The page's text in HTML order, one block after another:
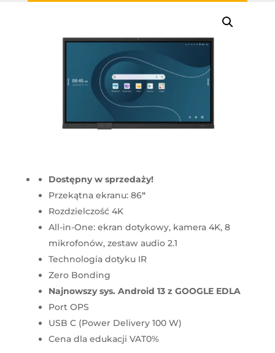
Dostępny w sprzedaży!
Przekątna ekranu: 86"
Rozdzielczość 4K
All-in-One: ekran dotykowy, kamera 4K, 8
mikrofonów, zestaw audio 2.1
Technologia dotyku IR
Zero Bonding
Najnowszy sys. Android 13 z GOOGLE EDLA
Port OPS
USB C (Power Delivery 100 W)
Cena dla edukacji VAT0%